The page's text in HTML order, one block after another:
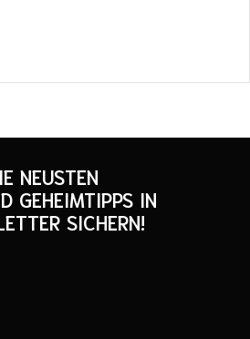
NEUSTEN
GEHEIMTIPPS IN
SICHERN!